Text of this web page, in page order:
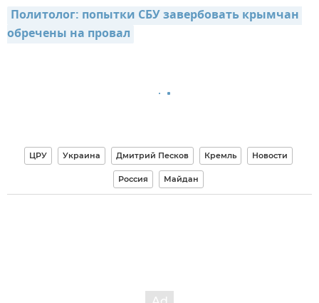
Политолог: попытки СБУ завербовать крымчан
обречены на провал
ЦРУ Украина Дмитрий Песков Кремль Новости
Россия Майдан